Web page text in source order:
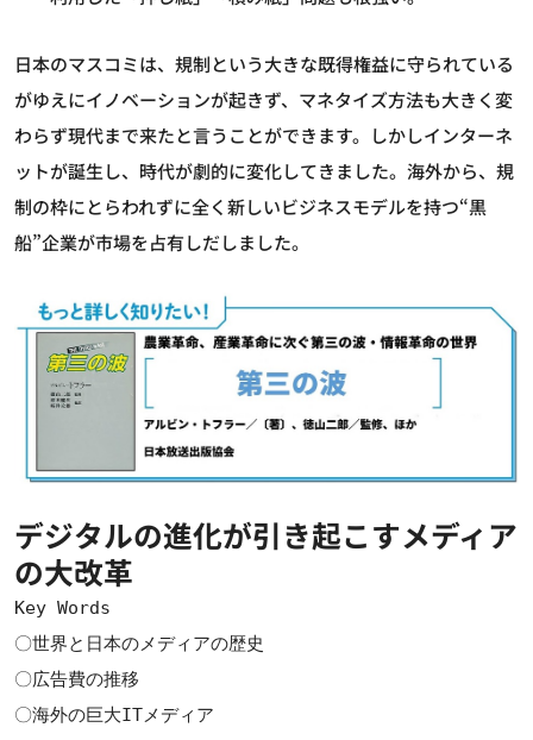
日本のマスコミは、規制という大きな既得権益に守られている
がゆえにイノベーションが起きず、マネタイズ方法も大きく変
わらず現代まで来たと言うことができます。しかしインターネ
ットが誕生し、時代が劇的に変化してきました。海外から、規
制の枠にとらわれずに全く新しいビジネスモデルを持つ“黒
船”企業が市場を占有しだしました。
デジタルの進化が引き起こすメディア
の大改革
Key Words
〇世界と日本のメディアの歴史
〇広告費の推移
〇海外の巨大ITメディア